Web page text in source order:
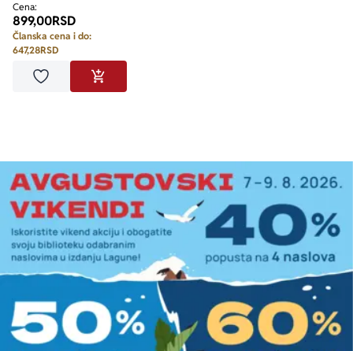
Cena:
899,00RSD
Članska cena i do:
647,28RSD
Dodaj u omiljeneDODAJ U KORPU